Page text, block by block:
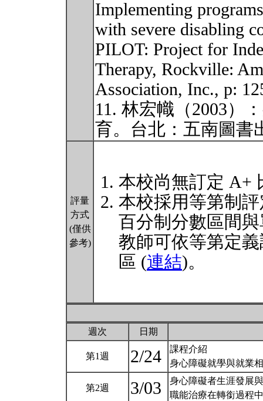
Implementing
with severe disabling
PILOT: Project for
Therapy, Rockville:
Association, Inc., p:
11. 林宏幟（2003）
育。台北：五南圖書
評量
方式
(僅供
參考)
本校尚無訂定 A+
本校採用等第制
百分制分數區間
教師可依等第定
區 (連結)。
週次 日期
第1週 2/24
課程介紹
身心障礙就學與就業
第2週 3/03
身心障礙者生涯發展
職能治療在轉銜過程